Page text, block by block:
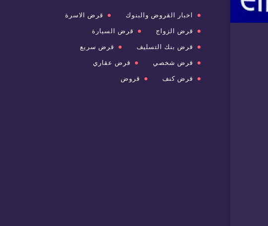
اخبار القروض والبنوك
قرض الاسرة
قرض الزواج
قرض السيارة
قرض بنك التسليف
قرض سريع
قرض شخصي
قرض عقاري
قرض كنف
قروض